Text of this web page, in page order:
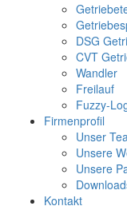
DSG
CVT
Wandler
Freilauf
Fuzzy-
Firmenprofil
Unser
Unsere
Unsere
Kontakt